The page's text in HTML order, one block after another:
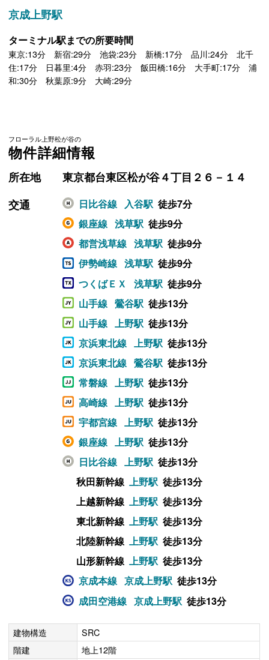
京成上野駅
ターミナル駅までの所要時間
東京:13分 新宿:29分 池袋:23分 新橋:17分 品川:24分 北千
住:17分 日暮里:4分 赤羽:23分 飯田橋:16分 大手町:17分 浦
和:30分 秋葉原:9分 大崎:29分
フローラル上野松が谷の
物件詳細情報
所在地
東京都台東区松が谷４丁目２６－１４
交通
日比谷線 入谷駅 徒歩7分
銀座線 浅草駅 徒歩9分
都営浅草線 浅草駅 徒歩9分
伊勢崎線 浅草駅 徒歩9分
つくばＥＸ
浅草駅 徒歩9分
山手線 鶯谷駅 徒歩13分
山手線 上野駅 徒歩13分
京浜東北線 上野駅 徒歩13分
京浜東北線 鶯谷駅 徒歩13分
常磐線 上野駅 徒歩13分
高崎線 上野駅 徒歩13分
宇都宮線 上野駅 徒歩13分
銀座線 上野駅 徒歩13分
日比谷線 上野駅 徒歩13分
秋田新幹線 上野駅 徒歩13分
上越新幹線 上野駅 徒歩13分
東北新幹線 上野駅 徒歩13分
北陸新幹線 上野駅 徒歩13分
山形新幹線 上野駅 徒歩13分
京成本線 京成上野駅 徒歩13分
成田空港線 京成上野駅 徒歩13分
建物構造
SRC
階建
地上12階